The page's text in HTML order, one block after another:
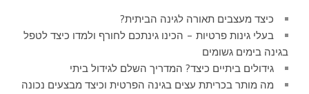
כיצד מעצבים תאורה לגינה הביתית?
בעלי גינות פרטיות – הכינו גינתכם לחורף ולמדו כיצד לטפל
בגינה בימים גשומים
גידולים ביתיים כיצד? המדריך השלם לגידול ביתי
מה מותר בכריתת עצים בגינה הפרטית וכיצד מבצעים נכונה